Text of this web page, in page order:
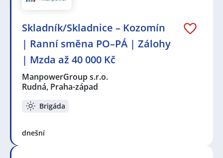
Skladník/Skladnice – Kozomín
| Ranní směna PO–PÁ | Zálohy
| Mzda až 40 000 Kč
ManpowerGroup s.r.o.
Rudná, Praha-západ
Brigáda
dnešní